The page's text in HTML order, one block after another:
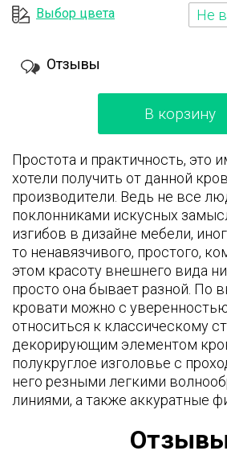
Выбор цвета Не
Отзывы
В корзину
Простота и практичность, это
хотели получить от данной
производители. Ведь не все
поклонниками искусных
изгибов в дизайне мебели,
то ненавязчивого, простого,
этом красоту внешнего вида
просто она бывает разной. По
кровати можно с уверенностью
относиться к классическому
декорирующим элементом
полукруглое изголовье с
него резными легкими
линиями, а также аккуратные